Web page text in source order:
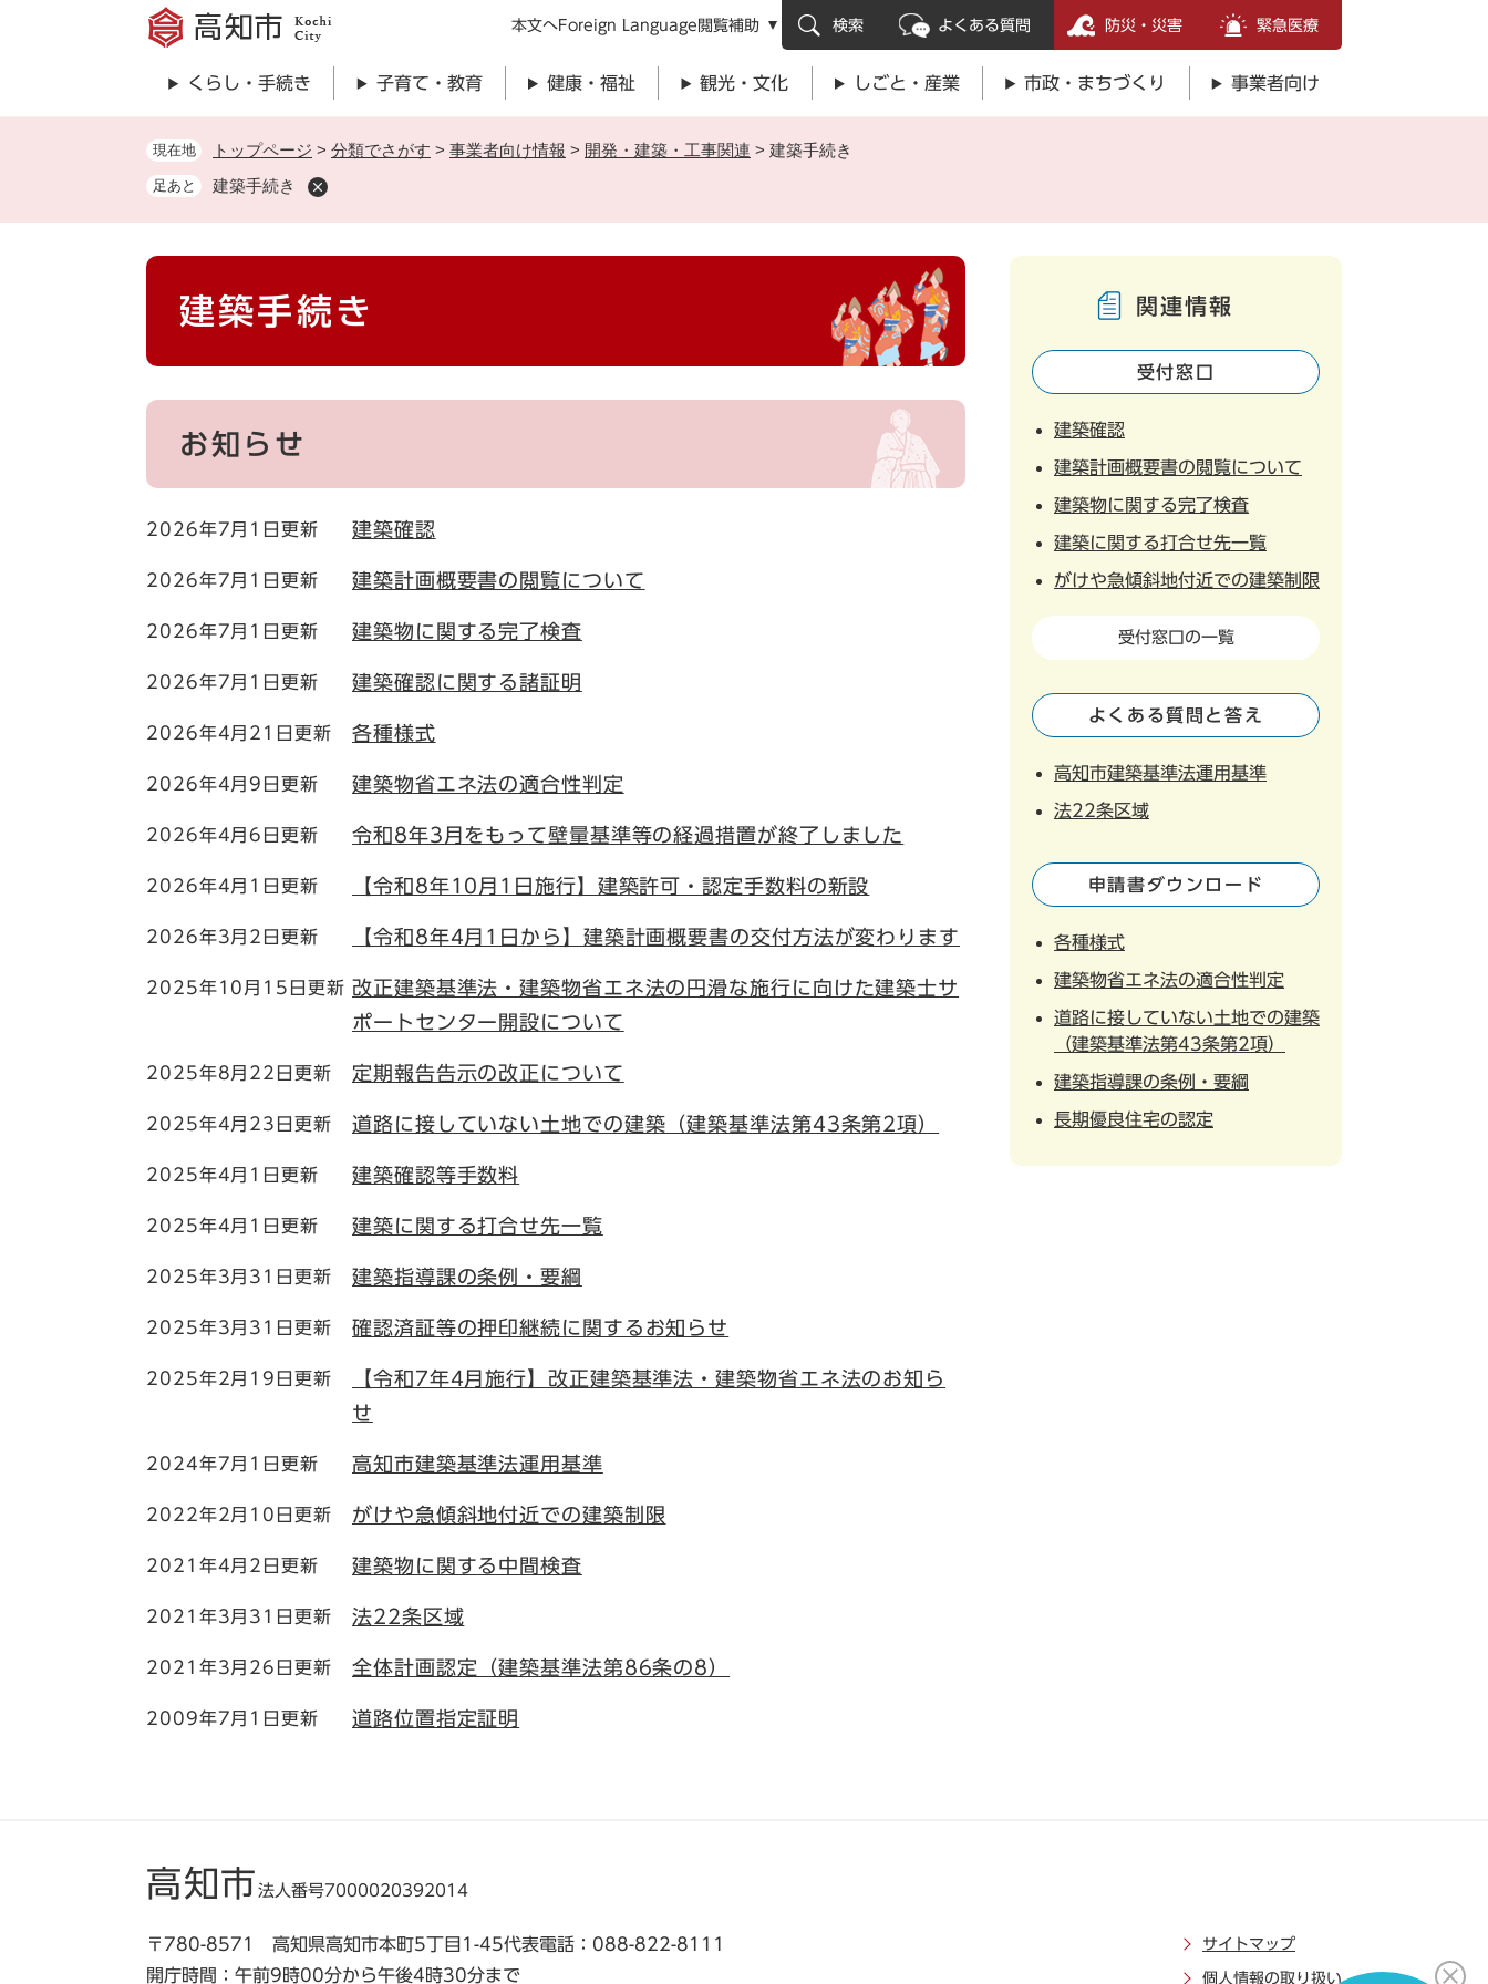
先
。
メニューを飛ばして本文へ
本文へForeign Language 閲覧補助 検索 よくある質問 防災・災害 緊急医療
くらし・手続き 子育て・教育 健康・福祉 観光・文化 しごと・産業 市政・まちづくり 事業者向け
現在地 トップページ > 分類でさがす > 事業者向け情報 > 開発・建築・工事関連 > 建築手続き
足あと 建築手続き
本
建築手続き
お知らせ
2026年7月1日更新 建築確認
2026年7月1日更新 建築計画概要書の閲覧について
2026年7月1日更新 建築物に関する完了検査
2026年7月1日更新 建築確認に関する諸証明
2026年4月21日更新 各種様式
2026年4月9日更新 建築物省エネ法の適合性判定
2026年4月6日更新 令和8年3月をもって壁量基準等の経過措置が終了しました
2026年4月1日更新 【令和8年10月1日施行】建築許可・認定手数料の新設
2026年3月2日更新 【令和8年4月1日から】建築計画概要書の交付方法が変わります
2025年10月15日更新 改正建築基準法・建築物省エネ法の円滑な施行に向けた建築士サ
ポートセンター開設について
2025年8月22日更新 定期報告告示の改正について
2025年4月23日更新 道路に接していない土地での建築（建築基準法第43条第2項）
2025年4月1日更新 建築確認等手数料
2025年4月1日更新 建築に関する打合せ先一覧
2025年3月31日更新 建築指導課の条例・要綱
2025年3月31日更新 確認済証等の押印継続に関するお知らせ
2025年2月19日更新
【令和7年4月施行】改正建築基準法・建築物省エネ法のお知ら
せ
2024年7月1日更新 高知市建築基準法運用基準
2022年2月10日更新 がけや急傾斜地付近での建築制限
2021年4月2日更新 建築物に関する中間検査
2021年3月31日更新 法22条区域
2021年3月26日更新 全体計画認定（建築基準法第86条の8）
2009年7月1日更新 道路位置指定証明
関連情報
受付窓口
建築確認
建築計画概要書の閲覧について
建築物に関する完了検査
建築に関する打合せ先一覧
がけや急傾斜地付近での建築制限
受付窓口の一覧
よくある質問と答え
高知市建築基準法運用基準
法22条区域
申請書ダウンロード
各種様式
建築物省エネ法の適合性判定
道路に接していない土地での建築
（建築基準法第43条第2項）
建築指導課の条例・要綱
長期優良住宅の認定
高知市 法人番号7000020392014
〒780-8571 高知県高知市本町5丁目1-45代表電話：088-822-8111
開庁時間：午前9時00分から午後4時30分まで
サイトマップ
個人情報の取り扱い